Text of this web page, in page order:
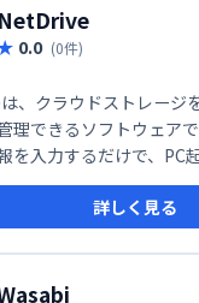
NetDrive
0.0 (0件)
、クラウドストレージ
理できるソフトウェア
を入力するだけで、PC
トレージが表示され、ま
利用できます。煩わしい
クラウドストレージを
詳しく見る